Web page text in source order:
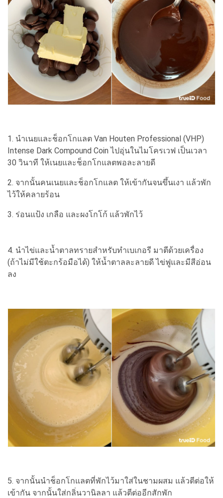
1. นำเนยและช็อกโกแลต Van Houten Professional (VHP)
Intense Dark Compound Coin ไปอุ่นในไมโครเวฟ เป็นเวลา
30 วินาที ให้เนยและช็อกโกแลตพอละลายดี
2. จากนั้นคนเนยและช็อกโกแลต ให้เข้ากันจนขึ้นเงา แล้วพัก
ไว้ให้คลายร้อน
3. ร่อนแป้ง เกลือ และผงโกโก้ แล้วพักไว้
4. นำไข่และน้ำตาลทรายสำหรับทำเบเกอรี มาตีด้วยเครื่อง
(ถ้าไม่มีใช้ตะกร้อมือได้) ให้น้ำตาลละลายดี ไข่ฟูและมีสีอ่อน
ลง
5. จากนั้นนำช็อกโกแลตที่พักไว้มาใส่ในชามผสม แล้วตีต่อให้
เข้ากัน จากนั้นใส่กลิ่นวานิลลา แล้วตีต่ออีกสักพัก